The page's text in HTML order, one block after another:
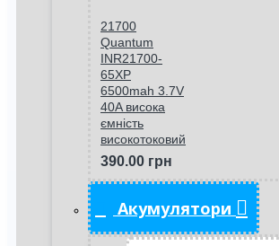
21700
Quantum
INR21700-
65XP
6500mah 3.7V
40A висока
ємність
високотоковий
390.00 грн
Акумулятори